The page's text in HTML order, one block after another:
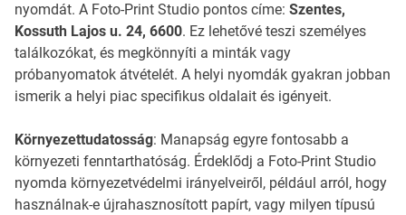
nyomdát. A Foto-Print Studio pontos címe: Szentes,
Kossuth Lajos u. 24, 6600. Ez lehetővé teszi személyes
találkozókat, és megkönnyíti a minták vagy
próbanyomatok átvételét. A helyi nyomdák gyakran jobban
ismerik a helyi piac specifikus oldalait és igényeit.
Környezettudatosság: Manapság egyre fontosabb a
környezeti fenntarthatóság. Érdeklődj a Foto-Print Studio
nyomda környezetvédelmi irányelveiről, például arról, hogy
használnak-e újrahasznosított papírt, vagy milyen típusú